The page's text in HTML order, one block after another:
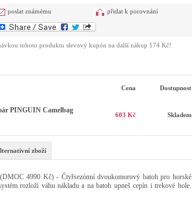
poslat známému přidat k porovnání
tohoto produktu slevový kupón na další nákup 174 Kč!
Cena Dostupnost
PINGUIN Camelbag
603 Kč Skladem
zboží
(DMOC 4990 Kč) - Čtyřsezónní dvoukomorový batoh pro horské
rozloží váhu nákladu a na batoh upneš cepín i trekové hole.